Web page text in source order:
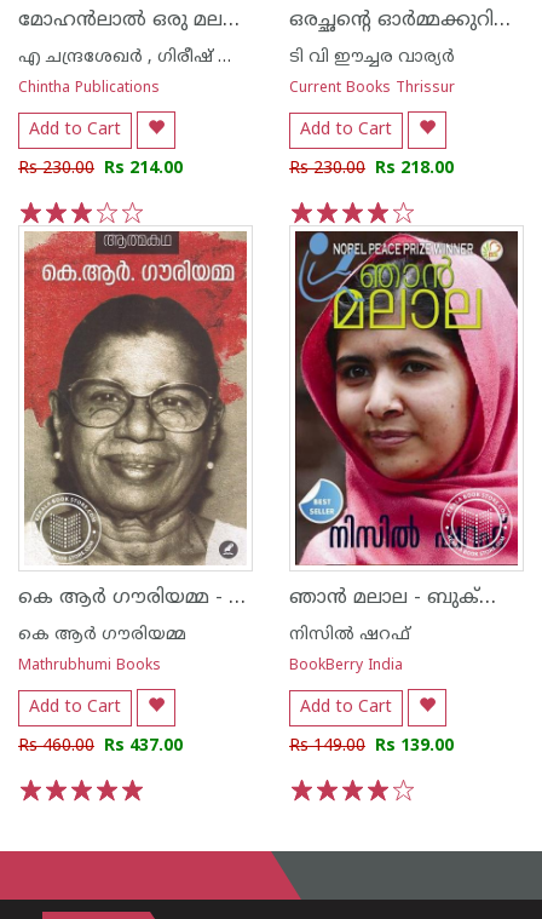
മോഹ‌ന്‍ലാല്‍ ഒരു മലയാളിയുടെ ജീവിതം
എ ചന്ദ്രശേഖര്‍ , ഗിരീഷ് ബാലകൃഷ്ണന്‍
Chintha Publications
Add to Cart
Rs 230.00 Rs 214.00
5
4
3
2
1
ഒരച്ഛന്റെ ഓര്‍മ്മക്കുറിപ്പുകള്‍
ടി വി ഈച്ചര വാര്യര്‍
Current Books Thrissur
Add to Cart
Rs 230.00 Rs 218.00
5
4
3
2
1
കെ ആര്‍ ഗൗരിയമ്മ - ആത്മകഥ
കെ ആര്‍ ഗൗരിയമ്മ
Mathrubhumi Books
Add to Cart
Rs 460.00 Rs 437.00
ഞാ‌ന്‍ മലാല - ബുക്‍ബെറി എഡിഷന്‍ -
നിസില്‍ ഷറഫ്
BookBerry India
Add to Cart
Rs 149.00 Rs 139.00